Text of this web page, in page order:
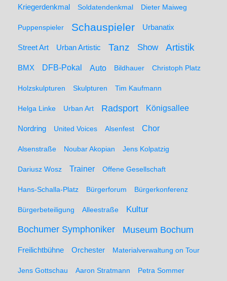
Kriegerdenkmal Soldatendenkmal Dieter Maiweg
Puppenspieler Schauspieler Urbanatix
Street Art Urban Artistic Tanz Show Artistik
BMX DFB-Pokal Auto Bildhauer Christoph Platz
Holzskulpturen Skulpturen Tim Kaufmann
Helga Linke Urban Art Radsport Königsallee
Nordring United Voices Alsenfest Chor
Alsenstraße Noubar Akopian Jens Kolpatzig
Dariusz Wosz Trainer Offene Gesellschaft
Hans-Schalla-Platz Bürgerforum Bürgerkonferenz
Bürgerbeteiligung Alleestraße Kultur
Bochumer Symphoniker Museum Bochum
Freilichtbühne Orchester Materialverwaltung on Tour
Jens Gottschau Aaron Stratmann Petra Sommer